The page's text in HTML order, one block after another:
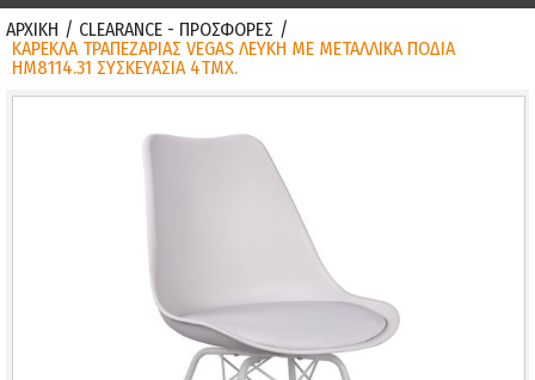
ΑΡΧΙΚΗ / CLEARANCE - ΠΡΟΣΦΟΡΕΣ /
ΚΑΡΕΚΛΑ ΤΡΑΠΕΖΑΡΙΑΣ VEGAS ΛΕΥΚΗ ΜΕ ΜΕΤΑΛΛΙΚΑ ΠΟΔΙΑ
HM8114.31 ΣΥΣΚΕΥΑΣΙΑ 4ΤΜΧ.